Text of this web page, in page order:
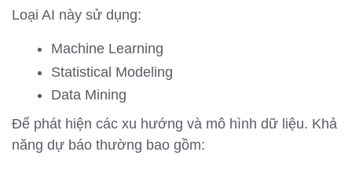
Loại AI này sử dụng:
Machine Learning
Statistical Modeling
Data Mining
Để phát hiện các xu hướng và mô hình dữ liệu. Khả
năng dự báo thường bao gồm: